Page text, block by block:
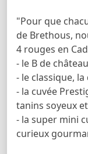
"Pour que
de Brethous,
4 rouges en
- le B de
- le classique,
- la cuvée
tanins soyeux
- la super mini
curieux